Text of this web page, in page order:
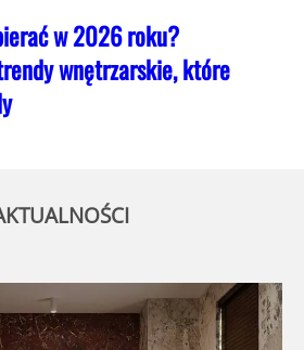
w 2026 roku?
wnętrzarskie, które